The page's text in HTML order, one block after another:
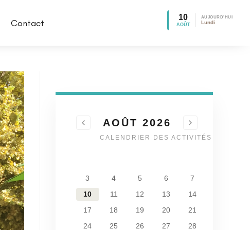
Contact
10
AOÛT
AUJOURD'HUI
Lundi
AOÛT 2026
CALENDRIER DES ACTIVITÉS
3
4 5 6 7
10
11 12 13 14
17
18 19 20 21
24
25 26 27 28